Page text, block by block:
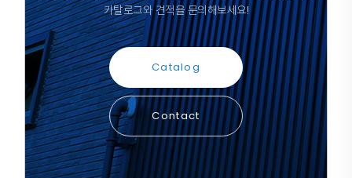
카탈로그와 견적을 문의해보세요!
Catalog
Contact